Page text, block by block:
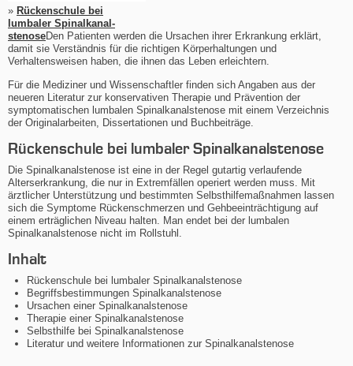
» Rückenschule bei
lumbaler Spinalkanal-
stenoseDen Patienten werden die Ursachen ihrer Erkrankung erklärt,
damit sie Verständnis für die richtigen Körperhaltungen und
Verhaltensweisen haben, die ihnen das Leben erleichtern.
Für die Mediziner und Wissenschaftler finden sich Angaben aus der
neueren Literatur zur konservativen Therapie und Prävention der
symptomatischen lumbalen Spinalkanalstenose mit einem Verzeichnis
der Originalarbeiten, Dissertationen und Buchbeiträge.
Rückenschule bei lumbaler Spinalkanalstenose
Die Spinalkanalstenose ist eine in der Regel gutartig verlaufende
Alterserkrankung, die nur in Extremfällen operiert werden muss. Mit
ärztlicher Unterstützung und bestimmten Selbsthilfemaßnahmen lassen
sich die Symptome Rückenschmerzen und Gehbeeinträchtigung auf
einem erträglichen Niveau halten. Man endet bei der lumbalen
Spinalkanalstenose nicht im Rollstuhl.
Inhalt
Rückenschule bei lumbaler Spinalkanalstenose
Begriffsbestimmungen Spinalkanalstenose
Ursachen einer Spinalkanalstenose
Therapie einer Spinalkanalstenose
Selbsthilfe bei Spinalkanalstenose
Literatur und weitere Informationen zur Spinalkanalstenose